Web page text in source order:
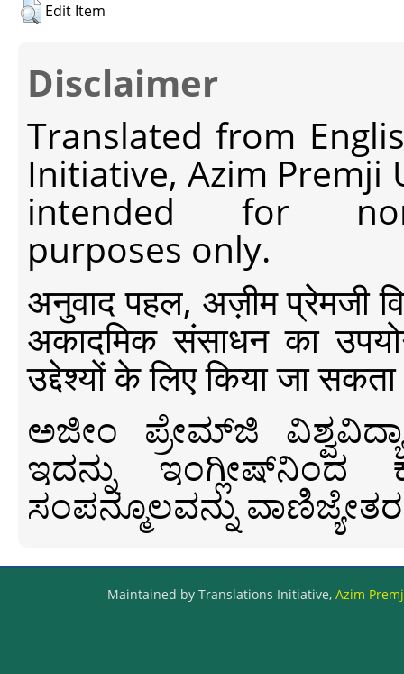
Edit Item
Disclaimer
Translated from
Initiative, Azim Premji
intended for non-
purposes only.
अनुवाद पहल, अज़ीम प्रेमजी
अकादमिक संसाधन का
उद्देश्यों के लिए किया जा
ಅಜೀಂ ಪ್ರೇಮ್‍ಜಿ
ಇದನ್ನು ಇಂಗ್ಲೀಷ್‍ನಿಂದ
ಸಂಪನ್ಮೂಲವನ್ನು
Maintained by Translations Initiative, Azim